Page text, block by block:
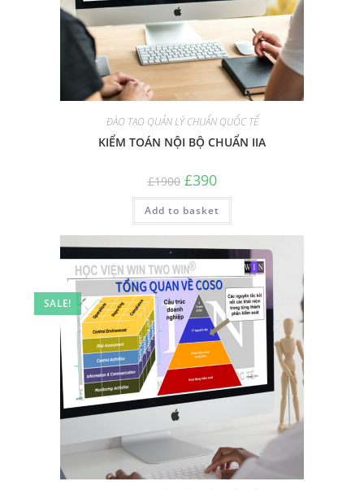
ĐÀO TẠO QUẢN LÝ CHUẨN QUỐC TẾ
KIỂM TOÁN NỘI BỘ CHUẨN IIA
£1900 Original
price
was:
£1900.
£390Current
price
is:
£390.
Add to basket
SALE!